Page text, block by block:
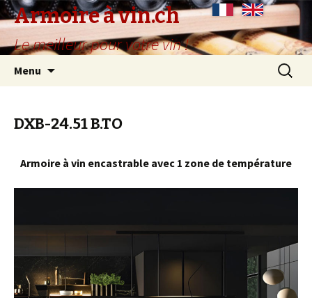
Armoire à vin.ch
Le meilleur pour votre vin !
Menu
DXB-24.51 B.TO
Armoire à vin encastrable avec 1 zone de température